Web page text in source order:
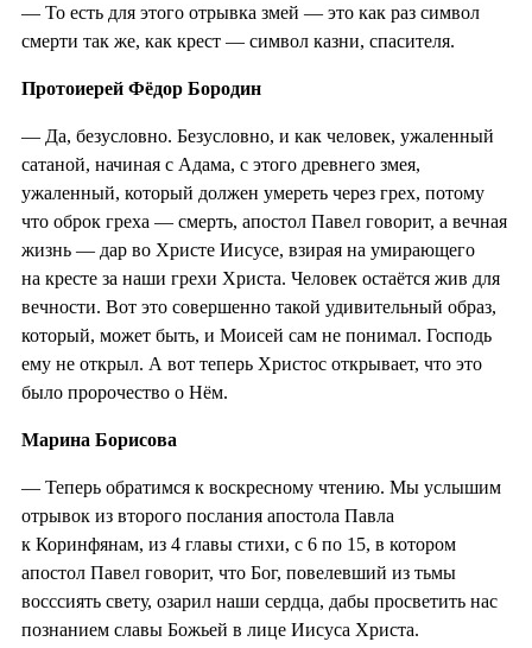
— То есть для этого отрывка змей — это как раз символ
смерти так же, как крест — символ казни, спасителя.
Протоиерей Фёдор Бородин
— Да, безусловно. Безусловно, и как человек, ужаленный
сатаной, начиная с Адама, с этого древнего змея,
ужаленный, который должен умереть через грех, потому
что оброк греха — смерть, апостол Павел говорит, а вечная
жизнь — дар во Христе Иисусе, взирая на умирающего
на кресте за наши грехи Христа. Человек остаётся жив для
вечности. Вот это совершенно такой удивительный образ,
который, может быть, и Моисей сам не понимал. Господь
ему не открыл. А вот теперь Христос открывает, что это
было пророчество о Нём.
Марина Борисова
— Теперь обратимся к воскресному чтению. Мы услышим
отрывок из второго послания апостола Павла
к Коринфянам, из 4 главы стихи, с 6 по 15, в котором
апостол Павел говорит, что Бог, повелевший из тьмы
восссиять свету, озарил наши сердца, дабы просветить нас
познанием славы Божьей в лице Иисуса Христа.